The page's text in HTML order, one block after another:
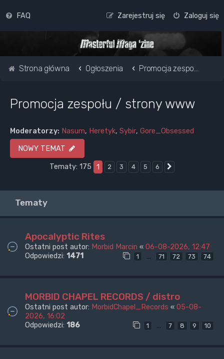
FAQ Zaloguj się
Zarejestruj się
Strona główna Ogłoszenia Promocja zespołu / strony www
Promocja zespołu / strony www
Moderatorzy: Nasum, Heretyk, Sybir, Gore_Obsessed
NOWY TEMAT
Tematy: 175
1 2 3 4 5 6
Tematy
Apocalyptic Rites
Ostatni post autor: Morbid Marcin « 06-08-2026, 12:47
Odpowiedzi: 1471 1 … 71 72 73 74
MORBID CHAPEL RECORDS / distro
Ostatni post autor: MorbidChapel_Records « 05-08-
2026, 16:02
Odpowiedzi: 186 1 … 7 8 9 10